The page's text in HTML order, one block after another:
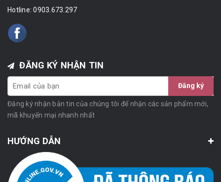
Hotline:0903.673.297
ĐĂNG KÝ NHẬN TIN
Đăng ký
Đăng ký nhận bản tin của chúng tôi để nhận các sản phẩm mới,
mã khuyến mại nhanh nhất
HƯỚNG DẪN